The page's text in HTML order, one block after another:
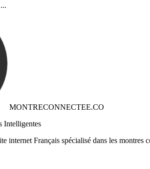
MONTRECONNECTEE.CO
Intelligentes
internet Français spécialisé dans les